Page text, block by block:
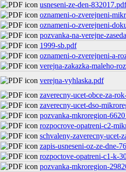
usneseni-ze-den-832017.pdf
oznameni-o-zverejneni-
oznameni-o-zverejneni-
pozvanka-na-verejne-
1999-sb.pdf
oznameni-o-zverejneni-a-
verejna-zakazka-maleho-
verejna-vyhlaska.pdf
zaverecny-ucet-obce-za-
zaverecny-ucet-dso-
pozvanka-mkroregion-
rozpocrove-opatreni-c2-
schvaleny-zaverecny-ucet-
zapis-usneseni-oz-ze-dne-
rozpoctove-opatreni-c1-k-
pozvanka-mkroregion-